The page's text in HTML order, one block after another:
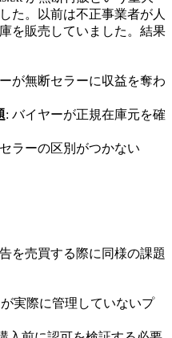
た。以前は不正事業者が人
を販売していました。結果
が無断セラーに収益を奪わ
: バイヤーが正規在庫元を確
ラーの区別がつかない
を売買する際に同様の課題
が実際に管理していないプ